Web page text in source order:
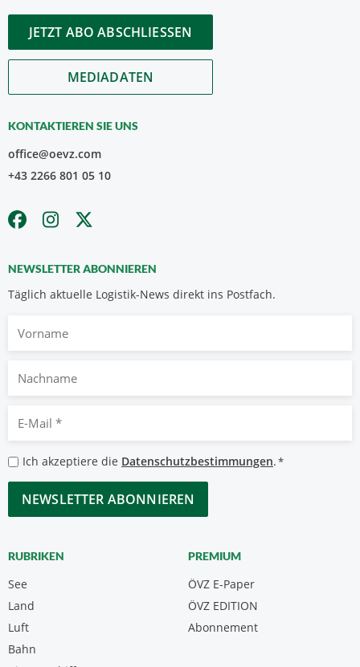
JETZT ABO ABSCHLIESSEN
MEDIADATEN
KONTAKTIEREN SIE UNS
office@oevz.com
+43 2266 801 05 10
NEWSLETTER ABONNIEREN
Täglich aktuelle Logistik-News direkt ins Postfach.
Nachname
Mail
Datenschutzbestimmungen
*
Ich akzeptiere die Datenschutzbestimmungen.*
CAPTCHA
RUBRIKEN
See
Land
Luft
Bahn
PREMIUM
ÖVZ E-Paper
Abonnement
ÖVZ EDITION